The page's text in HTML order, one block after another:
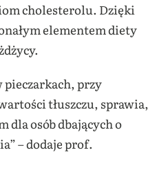
cholesterolu. Dzięki
elementem diety
pieczarkach, przy
tłuszczu, sprawia,
dla osób dbających o
– dodaje prof.